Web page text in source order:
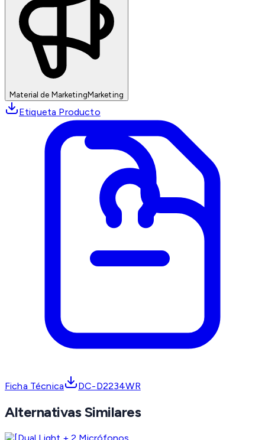
Material de MarketingMarketing
Etiqueta Producto
Ficha Técnica DC-D2234WR
Alternativas Similares